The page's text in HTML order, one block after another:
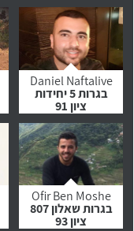
לחץ לצפייה
בהמלצה
Daniel Naftalive
בגרות 5 יחידות
ציון 91
לחץ לצפייה
בהמלצה
Ofir Ben Moshe
בגרות שאלון 807
ציון 93